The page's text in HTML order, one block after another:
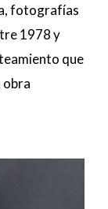
fotografías
1978 y
que
obra